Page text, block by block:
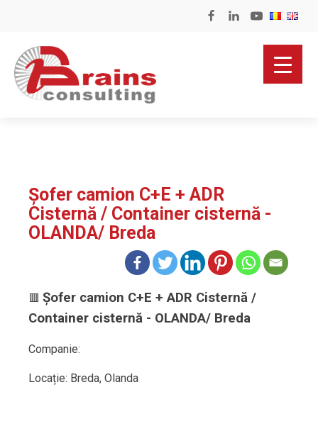
Șofer camion C+E + ADR
Cisternă / Container cisternă -
OLANDA/ Breda
🟥 Șofer camion C+E + ADR Cisternă /
Container cisternă - OLANDA/ Breda
Companie:
Locație: Breda, Olanda